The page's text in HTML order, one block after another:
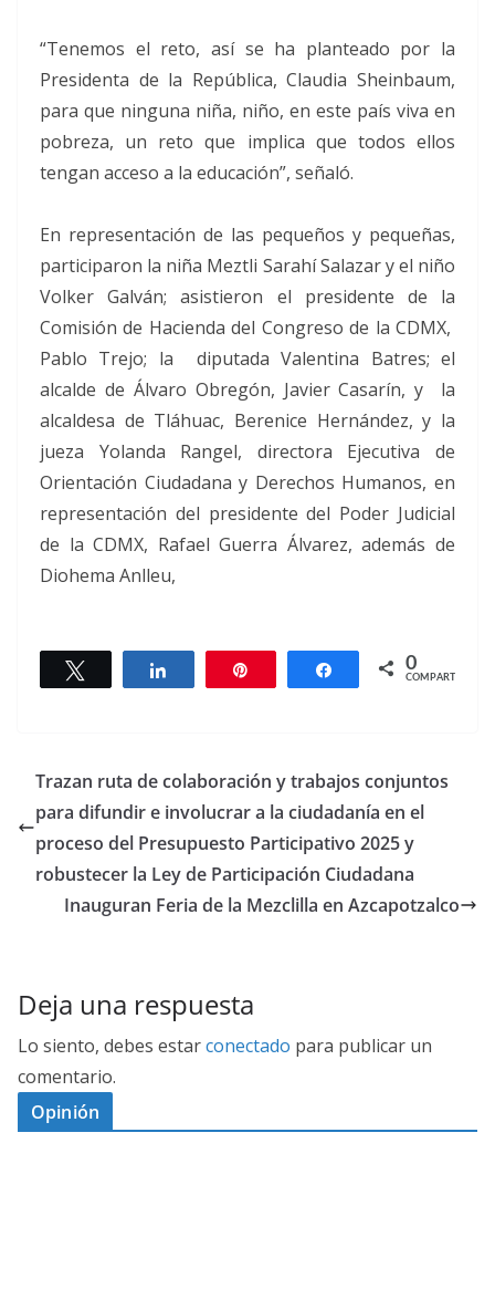
“Tenemos el reto, así se ha planteado por la
Presidenta de la República, Claudia Sheinbaum,
para que ninguna niña, niño, en este país viva en
pobreza, un reto que implica que todos ellos
tengan acceso a la educación”, señaló.
En representación de las pequeños y pequeñas,
participaron la niña Meztli Sarahí Salazar y el niño
Volker Galván; asistieron el presidente de la
Comisión de Hacienda del Congreso de la CDMX,
Pablo Trejo; la diputada Valentina Batres; el
alcalde de Álvaro Obregón, Javier Casarín, y la
alcaldesa de Tláhuac, Berenice Hernández, y la
jueza Yolanda Rangel, directora Ejecutiva de
Orientación Ciudadana y Derechos Humanos, en
representación del presidente del Poder Judicial
de la CDMX, Rafael Guerra Álvarez, además de
Diohema Anlleu,
Twittear Compartir Compartir
0
COMPARTIR
Trazan ruta de colaboración y trabajos conjuntos
para difundir e involucrar a la ciudadanía en el
proceso del Presupuesto Participativo 2025 y
robustecer la Ley de Participación Ciudadana
Inauguran Feria de la Mezclilla en Azcapotzalco
Deja una respuesta
Lo siento, debes estarconectado para publicar un
comentario.
Opinión